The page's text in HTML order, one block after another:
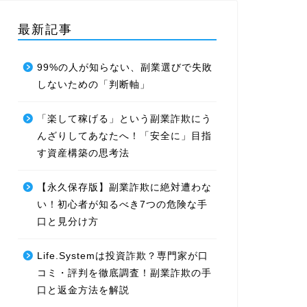
最新記事
99%の人が知らない、副業選びで失敗
しないための「判断軸」
「楽して稼げる」という副業詐欺にう
んざりしてあなたへ！「安全に」目指
す資産構築の思考法
【永久保存版】副業詐欺に絶対遭わな
い！初心者が知るべき7つの危険な手
口と見分け方
Life.Systemは投資詐欺？専門家が口
コミ・評判を徹底調査！副業詐欺の手
口と返金方法を解説